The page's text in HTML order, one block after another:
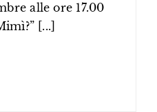
alle ore 17.00
[...]